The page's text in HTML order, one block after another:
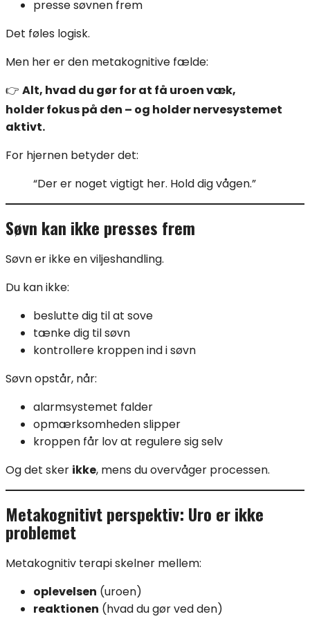
presse søvnen frem
Det føles logisk.
Men her er den metakognitive fælde:
👉 Alt, hvad du gør for at få uroen væk,
holder fokus på den – og holder nervesystemet
aktivt.
For hjernen betyder det:
“Der er noget vigtigt her. Hold dig vågen.”
Søvn kan ikke presses frem
Søvn er ikke en viljeshandling.
Du kan ikke:
beslutte dig til at sove
tænke dig til søvn
kontrollere kroppen ind i søvn
Søvn opstår, når:
alarmsystemet falder
opmærksomheden slipper
kroppen får lov at regulere sig selv
Og det sker ikke, mens du overvåger processen.
Metakognitivt perspektiv: Uro er ikke
problemet
Metakognitiv terapi skelner mellem:
oplevelsen (uroen)
reaktionen (hvad du gør ved den)